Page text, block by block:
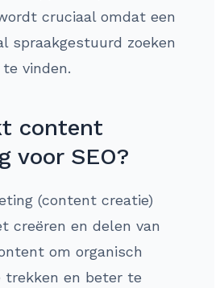
cruciaal omdat een
spraakgestuurd zoeken
vinden.
content
voor SEO?
(content creatie)
creëren en delen van
om organisch
trekken en beter te